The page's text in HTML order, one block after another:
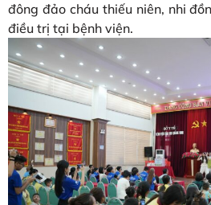
đông đảo cháu thiếu niên, nhi
điều trị tại bệnh viện.